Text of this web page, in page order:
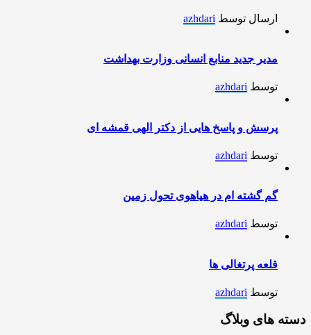
ارسال توسط azhdari
مدیر جدید منابع انسانی وزارت بهداشت
توسط azhdari
پرسش و پاسخ هایی از دکتر الهی قمشه ای
توسط azhdari
گم گشته ام در هیاهوی تحول زمین
توسط azhdari
قلعه پرتغالی ها
توسط azhdari
دسته های وبلاگ